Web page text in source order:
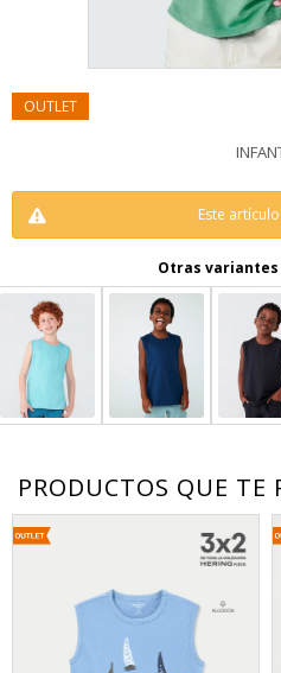
Este
Otras
PRODUCTOS QUE TE